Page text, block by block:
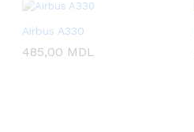
Airbus A330
485,00 MDL
485,00 MDL